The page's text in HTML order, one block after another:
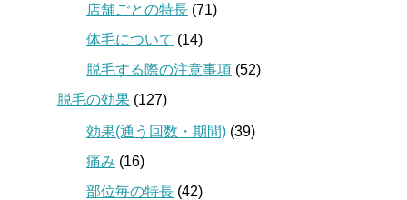
店舗ごとの特長 (71)
体毛について (14)
脱毛する際の注意事項 (52)
脱毛の効果 (127)
効果(通う回数・期間) (39)
痛み (16)
部位毎の特長 (42)